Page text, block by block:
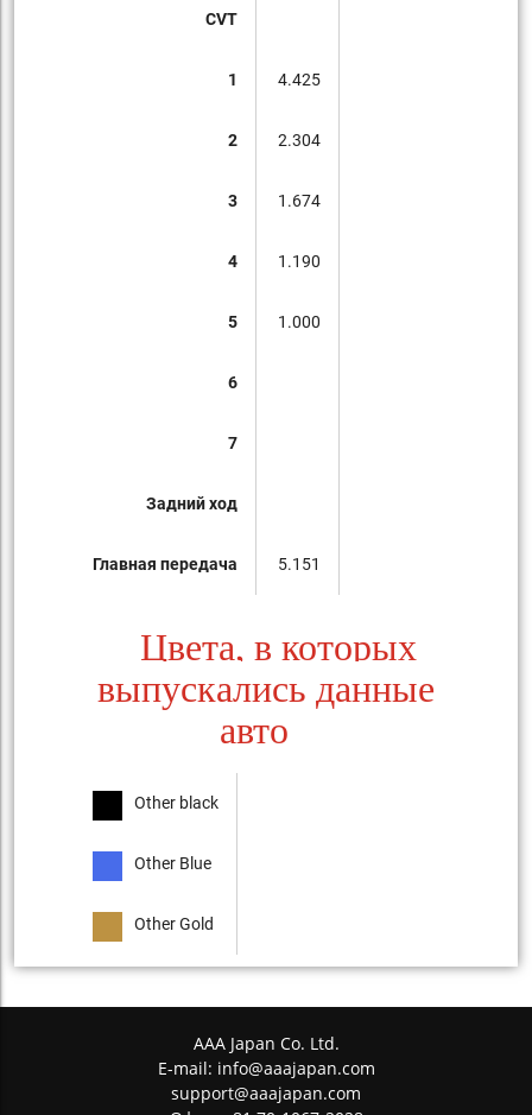
CVT
1
2
3
4
5
6
7
Задний ход
Главная передача
4.425
2.304
1.674
1.190
1.000
5.151
Цвета, в которых
выпускались данные
авто
Other black
Other Blue
Other Gold
AAA Japan Co. Ltd.
E-mail: info@aaajapan.com
support@aaajapan.com